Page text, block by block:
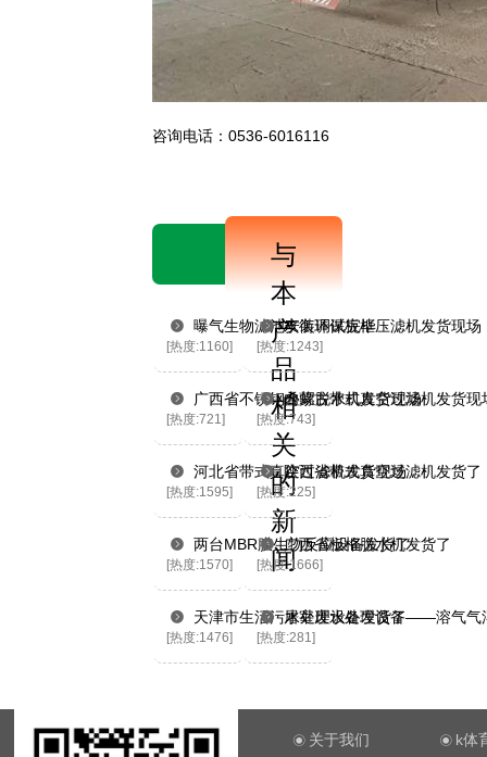
咨询电话：0536-6016116
与
本
产
品
相
关
的
新
闻
曝气生物滤池安装调试完毕
[热度:1160]
水衡环保板框压滤机发货现场
[热度:1243]
广西省不锈钢叠螺脱水机发货现场
[热度:721]
内蒙古带式真空过滤机发货现
[热度:743]
河北省带式真空过滤机发货现场
[热度:1595]
陕西省带式真空过滤机发货了
[热度:225]
两台MBR膜生物反应设备发货了
[热度:1570]
广西省板框脱水机发货了
[热度:1666]
天津市生活污水处理设备发货了
[热度:1476]
屠宰废水处理设备——溶气气
[热度:281]
关于我们 k体